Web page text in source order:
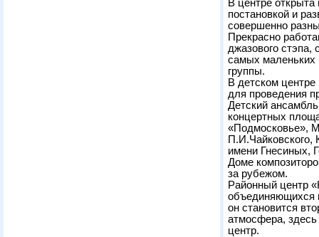
В центре открыта
постановкой и
совершенно
Прекрасно
джазового стэпа,
самых
группы.
В детском
для проведения
Детский
концертных
«Подмосковье»,
П.И.Чайковского,
имени Гнесиных,
Доме
за рубежом.
Районный центр
объединяющихся
он становится
атмосфера,
центр.